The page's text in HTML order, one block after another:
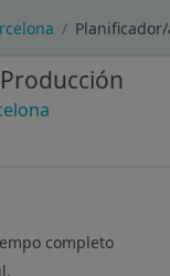
completo